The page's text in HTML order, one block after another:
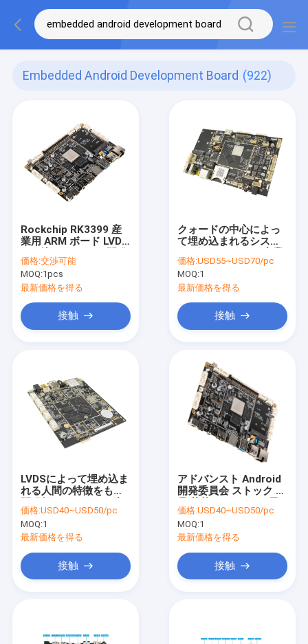
Embedded Android Development Board (922)
Rockchip RK3399 産
業用 ARM ボード LVDS
ボード
価格:交渉可能
MOQ:1pcs
最新価格を得る
接触
クォードの中心によっ
て埋め込まれるシステ
埋め込まれた人間の特
徴をもつLinux板
価格:USD55~USD70/pc
MOQ:1
最新価格を得る
接触
LVDSによって埋め込ま
れる人間の特徴をもつ
型1.2 GHzの高性能
価格:USD40~USD50/pc
MOQ:1
最新価格を得る
接触
アドバンスト Android
開発委員会 ストック 製
圧 サポート
3.3V/5V/12V オプショ
ン
価格:USD40~USD50/pc
MOQ:1
最新価格を得る
接触